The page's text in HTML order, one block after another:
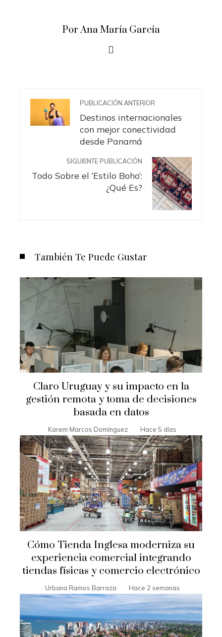
Por Ana María García
PUBLICACIÓN ANTERIOR
Destinos internacionales
con mejor conectividad
desde Panamá
SIGUIENTE PUBLICACIÓN
Todo Sobre el ‘Estilo Boho’:
¿Qué Es?
También Te Puede Gustar
Claro Uruguay y su impacto en la
gestión remota y toma de decisiones
basada en datos
Karem Marcos Domínguez Hace 5 días
Cómo Tienda Inglesa moderniza su
experiencia comercial integrando
tiendas físicas y comercio electrónico
Urbana Ramos Barraza Hace 2 semanas